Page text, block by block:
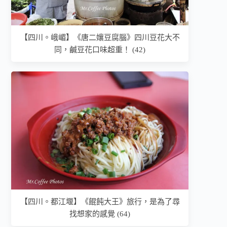
【四川。峨嵋】《唐二孃豆腐腦》四川豆花大不
同，鹹豆花口味超重！ (42)
【四川。都江堰】《餛飩大王》旅行，是為了尋
找想家的感覺 (64)